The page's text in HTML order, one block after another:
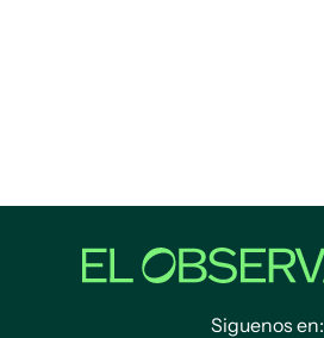
Siguenos en: